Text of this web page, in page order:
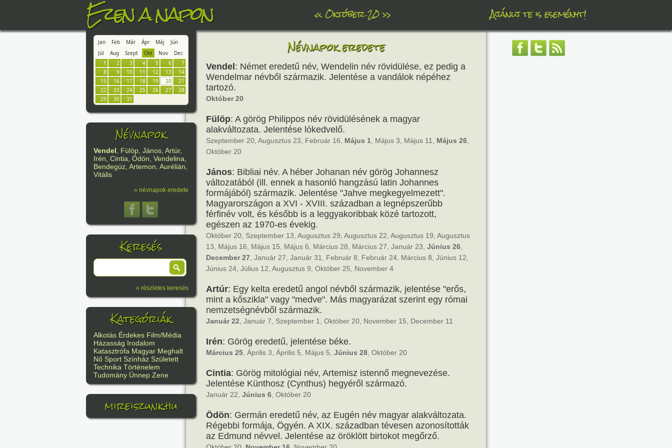
Ezen a napon «Október 20» Ajánlj te is eseményt!
Jan Feb Már Ápr Máj
Jún
Júl
Aug Szept Okt Nov
Dec
1
2 3 4 5 6
7
8
9 10 11 12 13
14
15
16 17 18 19 20
21
22
23 24 25 26 27
28
29
30 31
Névnapok
Vendel, Fülöp, János, Artúr,
Irén, Cintia, Ödön, Vendelina,
Bendegúz, Artemon, Aurélián,
Vitális
» névnapok eredete
Keresés
» részletes keresés
Kategóriák
Alkotás Érdekes Film/Média
Házasság Irodalom
Katasztrófa Magyar Meghalt
Nő Sport Színház Született
Technika Történelem
Tudomány Ünnep Zene
mireiszunk.hu
Névnapok eredete
Vendel : Német eredetű név, Wendelin név rövidülése, ez pedig a
Wendelmar névből származik. Jelentése a vandálok népéhez
tartozó.
Október 20
Fülöp: A görög Philippos név rövidülésének a magyar
alakváltozata. Jelentése lókedvelő.
Szeptember 20, Augusztus 23, Február 16, Május 1 , Május 3, Május 11, Május 26
Október 20
János: Bibliai név. A héber Johanan név görög Johannesz
változatából (ill. ennek a hasonló hangzású latin Johannes
formájából) származik. Jelentése "Jahve megkegyelmezett".
Magyarországon a XVI - XVIII. században a legnépszerűbb
férfinév volt, és később is a leggyakoribbak közé tartozott,
egészen az 1970-es évekig.
Október 20, Szeptember 13, Augusztus 29, Augusztus 22, Augusztus 19, Augusztus
13, Május 16, Május 15, Május 6, Március 28, Március 27, Január 23, Június 26
December 27 , Január 27, Január 31, Február 8, Február 24, Március 8, Június 12,
Június 24, Július 12, Augusztus 9, Október 25, November 4
Artúr: Egy kelta eredetű angol névből származik, jelentése "erős,
mint a kőszikla" vagy "medve". Más magyarázat szerint egy római
nemzetségnévből származik.
Január 22 , Január 7, Szeptember 1, Október 20, November 15, December 11
Irén: Görög eredetű, jelentése béke.
Március 25 , Április 3, Április 5, Május 5, Június 28 , Október 20
Cintia: Görög mitológiai név, Artemisz istennő megnevezése.
Jelentése Künthosz (Cynthus) hegyéről származó.
Január 22, Június 6 , Október 20
Ödön: Germán eredetű név, az Eugén név magyar alakváltozata.
Régebbi formája, Ögyén. A XIX. században tévesen azonosították
az Edmund névvel. Jelentése az öröklött birtokot megőrző.